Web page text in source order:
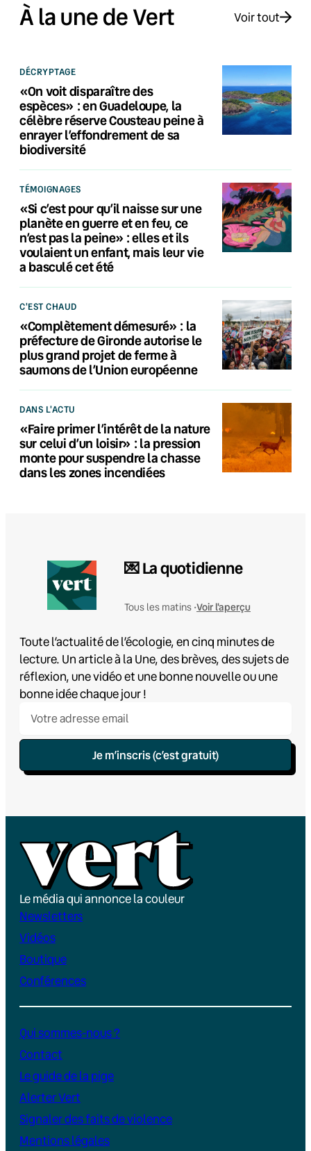
À la une de Vert Voir tout
DÉCRYPTAGE
«On voit disparaître des
espèces» : en Guadeloupe, la
célèbre réserve Cousteau peine à
enrayer l’effondrement de sa
biodiversité
TÉMOIGNAGES
«Si c’est pour qu’il naisse sur une
planète en guerre et en feu, ce
n’est pas la peine» : elles et ils
voulaient un enfant, mais leur vie
a basculé cet été
C'EST CHAUD
«Complètement démesuré» : la
préfecture de Gironde autorise le
plus grand projet de ferme à
saumons de l’Union européenne
DANS L'ACTU
«Faire primer l’intérêt de la nature
sur celui d’un loisir» : la pression
monte pour suspendre la chasse
dans les zones incendiées
💌 La quotidienne
Tous les matins •Voir l'aperçu
Toute l’actualité de l’écologie, en cinq minutes de
lecture. Un article à la Une, des brèves, des sujets de
réflexion, une vidéo et une bonne nouvelle ou une
bonne idée chaque jour !
Je m’inscris (c’est gratuit)
Le média qui annonce la couleur
Newsletters
Vidéos
Boutique
Conférences
Qui sommes-nous ?
Contact
Le guide de la pige
Alerter Vert
Signaler des faits de violence
Mentions légales